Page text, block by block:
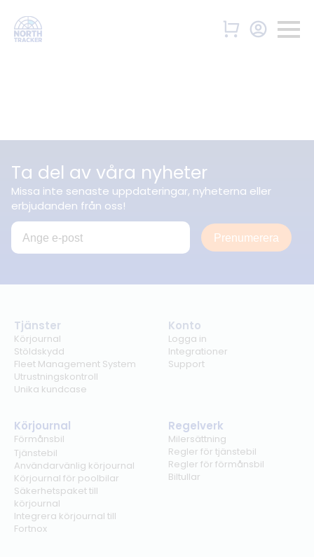
Ta del av våra nyheter
Missa inte senaste uppdateringar, nyheterna eller
erbjudanden från oss!
Prenumerera
Tjänster
Körjournal
Stöldskydd
Fleet Management System
Utrustningskontroll
Unika kundcase
Konto
Logga in
Integrationer
Support
Körjournal
Förmånsbil
Tjänstebil
Användarvänlig körjournal
Körjournal för poolbilar
Säkerhetspaket till
körjournal
Integrera körjournal till
Fortnox
Regelverk
Milersättning
Regler för tjänstebil
Regler för förmånsbil
Biltullar